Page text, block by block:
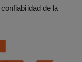
de la